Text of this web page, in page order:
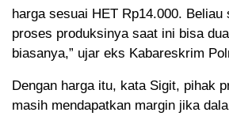
harga sesuai HET Rp14.000. Beliau
proses produksinya saat ini bisa
biasanya,” ujar eks Kabareskrim
Dengan harga itu, kata Sigit, pihak
masih mendapatkan margin jika